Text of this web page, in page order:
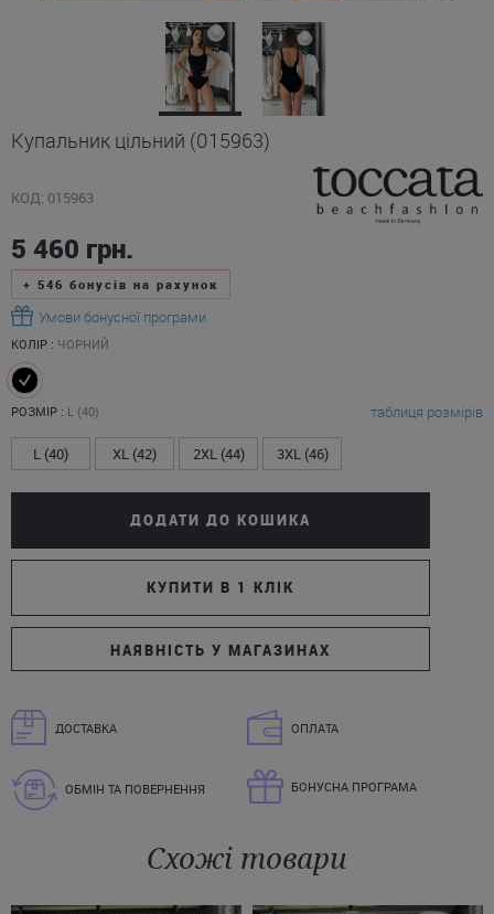
Купальник цільний (015963)
КОД: 015963
5 460 грн.
+ 546 бонусів на рахунок
Умови бонусної програми
КОЛІР : ЧОРНИЙ
РОЗМІР : L (40) таблиця розмірів
L (40) XL (42) 2XL (44) 3XL (46)
ДОДАТИ ДО КОШИКА
КУПИТИ В 1 КЛІК
НАЯВНІСТЬ У МАГАЗИНАХ
ДОСТАВКА ОПЛАТА
ОБМІН ТА ПОВЕРНЕННЯ БОНУСНА ПРОГРАМА
Схожі товари